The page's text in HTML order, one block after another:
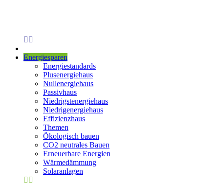
Energiesparen
Energiestandards
Plusenergiehaus
Nullenergiehaus
Passivhaus
Niedrigstenergiehaus
Niedrigenergiehaus
Effizienzhaus
Themen
Ökologisch bauen
CO2 neutrales Bauen
Erneuerbare Energien
Wärmedämmung
Solaranlagen